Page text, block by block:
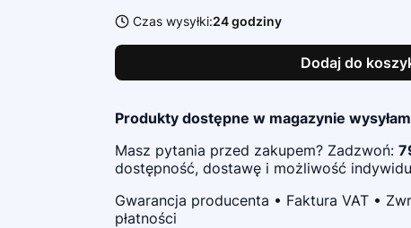
Czas wysyłki:24 godziny
Dodaj do
Produkty dostępne w magazynie
Masz pytania przed zakupem? Zadzwoń:
dostępność, dostawę i możliwość
Gwarancja producenta • Faktura VAT •
płatności